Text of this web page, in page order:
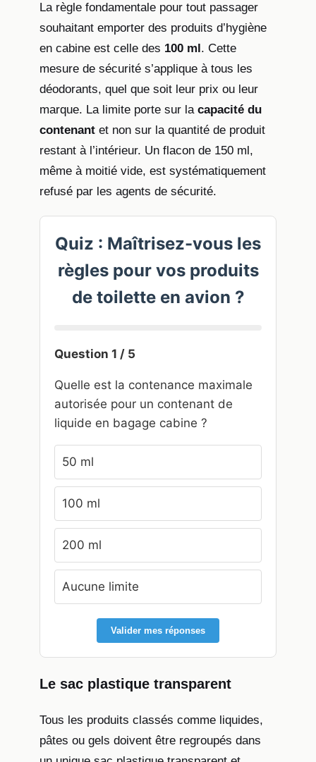
La règle fondamentale pour tout passager
souhaitant emporter des produits d’hygiène
en cabine est celle des 100 ml. Cette
mesure de sécurité s’applique à tous les
déodorants, quel que soit leur prix ou leur
marque. La limite porte sur la capacité du
contenant et non sur la quantité de produit
restant à l’intérieur. Un flacon de 150 ml,
même à moitié vide, est systématiquement
refusé par les agents de sécurité.
Quiz : Maîtrisez-vous les
règles pour vos produits
de toilette en avion ?
Question 1 / 5
Quelle est la contenance maximale
autorisée pour un contenant de
liquide en bagage cabine ?
50 ml
100 ml
200 ml
Aucune limite
Valider mes réponses
Le sac plastique transparent
Tous les produits classés comme liquides,
pâtes ou gels doivent être regroupés dans